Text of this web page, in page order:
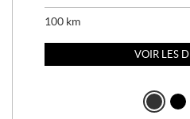
100 km
VOIR LES